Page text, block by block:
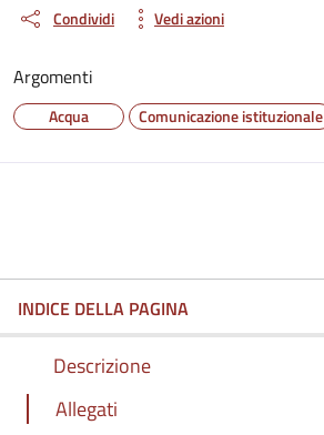
Condividi Vedi azioni
Argomenti
Acqua Comunicazione istituzionale
INDICE DELLA PAGINA
Descrizione
Allegati